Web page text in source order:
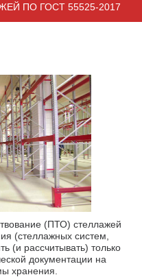
ПО ГОСТ 55525-2017
(ПТО) стеллажей
(стеллажных систем,
(и рассчитывать) только
документации на
хранения.